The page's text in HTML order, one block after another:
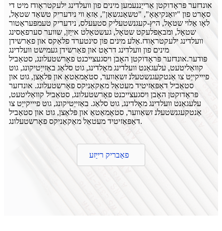
אונדזער פּראָדוקטן אַרייַננעמען מינים פון וועלדינג ילעקטראָודז מיט די
סאָרט פון "יואַנקיאַאָ", "טשאַנגשאַן", אַזאַ ווי נידעריק טשאַד שטאָל,
לאָו אַלוי שטאָל, היץ-קעגנשטעליק סטעעלס, נידעריק טעמפּעראַטור
שטאָל, ומבאַפלעקט שטאָל, געשטאַלט אייַזן, שווער סערפאַסינג
וועלדינג ילעקטראָודז.אַלע מינים פון סינטערד פלאַקס און פאַרשידן
מינים פון וועלדינג דראָט און פאַרשידן געמישט וועלדינג
פּודער.אונדזער פּראָדוקטן האָבן ויסגעצייכנט פאָרשטעלונג, סטאַביל
קוואַליטעט, עלעגאַנט וועלדינג מאָלדינג, גוט סלאַג באַזייַטיקונג, גוט
פיייקייַט צו אַנטקעגנשטעלנ זשאַווער, סטאָמאַטאַ און פּלאַצן, גוט און
סטאַביל דאַפּאַזיטיד מעטאַל מאַקאַניקס פאָרשטעלונג. אונדזער
פּראָדוקטן האָבן ויסגעצייכנט פאָרשטעלונג, סטאַביל קוואַליטעט,
עלעגאַנט וועלדינג מאָלדינג, גוט סלאַג. באַזייַטיקונג, גוט פיייקייַט צו
אַנטקעגנשטעלנ זשאַווער, סטאָמאַטאַ און פּלאַצן, גוט און סטאַביל
דאַפּאַזיטיד מעטאַל מאַקאַניקס פאָרשטעלונג.
פאַבריק רייַזע